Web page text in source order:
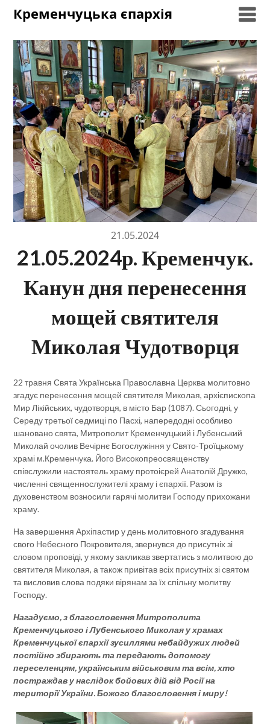
SkipКременчуцька єпархія
21.05.2024
21.05.2024р. Кременчук.
Канун дня перенесення
мощей святителя
Миколая Чудотворця
22 травня Свята Українська Православна Церква молитовно
згадує перенесення мощей святителя Миколая, архієпископа
Мир Лікійських, чудотворця, в місто Бар (1087). Сьогодні, у
Середу третьої седмиці по Пасхі, напередодні особливо
шановано свята, Митрополит Кременчуцький і Лубенський
Миколай очолив Вечірнє Богослужіння у Свято-Троїцькому
храмі м.Кременчука. Його Високопреосвященству
співслужили настоятель храму протоієрей Анатолій Дружко,
численні священнослужителі храму і єпархії. Разом із
духовенством возносили гарячі молитви Господу прихожани
храму.
На завершення Архіпастир у день молитовного згадування
свого Небесного Покровителя, звернувся до присутніх зі
словом проповіді, у якому закликав звертатись з молитвою до
святителя Миколая, а також привітав всіх присутніх зі святом
та висловив слова подяки вірянам за їх спільну молитву
Господу.
Нагадуємо, з благословення Митрополита
Кременчуцького і Лубенського Миколая у храмах
Кременчуцької єпархії зусиллями небайдужих людей
постійно збирають та передають допомогу
переселенцям, українським військовим та всім, хто
постраждав у наслідок бойових дій від Росії на
території України. Божого благословення і миру!